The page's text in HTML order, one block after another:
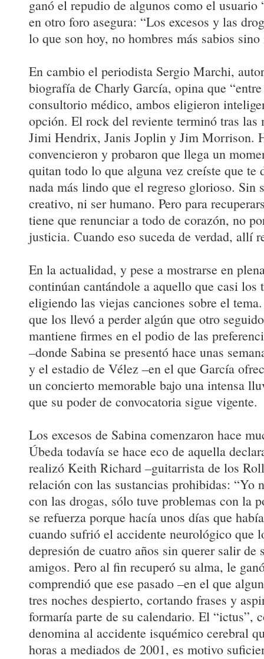
ganó el repudio de algunos como el usuario
en otro foro asegura: “Los excesos y las
lo que son hoy, no hombres más sabios
En cambio el periodista Sergio Marchi,
biografía de Charly García, opina que
consultorio médico, ambos eligieron
opción. El rock del reviente terminó tras las
Jimi Hendrix, Janis Joplin y Jim Morrison.
convencieron y probaron que llega un
quitan todo lo que alguna vez creíste que te
nada más lindo que el regreso glorioso. Sin
creativo, ni ser humano. Pero para
tiene que renunciar a todo de corazón, no
justicia. Cuando eso suceda de verdad, allí
En la actualidad, y pese a mostrarse en
continúan cantándole a aquello que casi los
eligiendo las viejas canciones sobre el
que los llevó a perder algún que otro
mantiene firmes en el podio de las
–donde Sabina se presentó hace unas
y el estadio de Vélez –en el que García
un concierto memorable bajo una intensa
que su poder de convocatoria sigue vigente.
Los excesos de Sabina comenzaron hace
Úbeda todavía se hace eco de aquella
realizó Keith Richard –guitarrista de los
relación con las sustancias prohibidas: “Yo
con las drogas, sólo tuve problemas con la
se refuerza porque hacía unos días que
cuando sufrió el accidente neurológico que
depresión de cuatro años sin querer salir de
amigos. Pero al fin recuperó su alma, le
comprendió que ese pasado –en el que
tres noches despierto, cortando frases y
formaría parte de su calendario. El “ictus”,
denomina al accidente isquémico cerebral
horas a mediados de 2001, es motivo